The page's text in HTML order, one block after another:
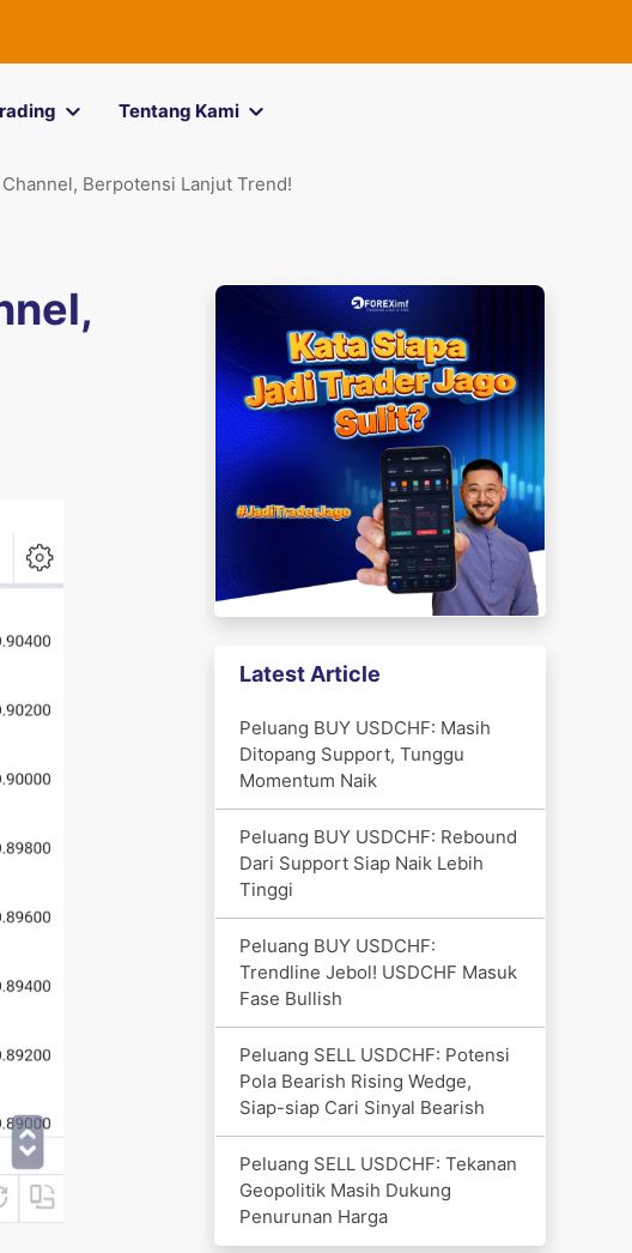
Tentang Kami
Berpotensi Lanjut Trend!
Latest Article
Peluang BUY USDCHF: Masih
Ditopang Support, Tunggu
Momentum Naik
Peluang BUY USDCHF: Rebound
Dari Support Siap Naik Lebih
Tinggi
Peluang BUY USDCHF:
Trendline Jebol! USDCHF Masuk
Fase Bullish
Peluang SELL USDCHF: Potensi
Pola Bearish Rising Wedge,
Siap-siap Cari Sinyal Bearish
Peluang SELL USDCHF: Tekanan
Geopolitik Masih Dukung
Penurunan Harga